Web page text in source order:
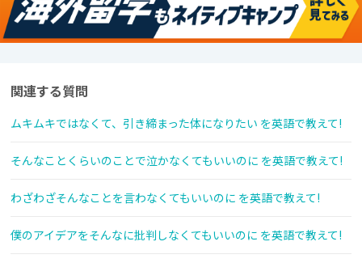
関連する質問
ムキムキではなくて、引き締まった体になりたい を英語で教えて!
そんなことくらいのことで泣かなくてもいいのに を英語で教えて!
わざわざそんなことを言わなくてもいいのに を英語で教えて!
僕のアイデアをそんなに批判しなくてもいいのに を英語で教えて!